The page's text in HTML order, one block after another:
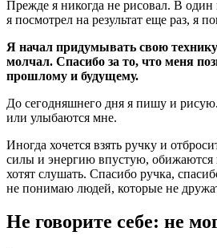
Прежде я никогда не рисовал. В один
я посмотрел на результат еще раз, я
Я начал придумывать свою
молчал. Спасибо за то, что меня
прошлому и будущему.
До сегодняшнего дня я пишу и
или улыбаются мне.
Иногда хочется взять ручку и
силы и энергию впустую, обижаются
хотят слушать. Спасибо ручка,
не понимаю людей, которые не
Не говорите себе: не